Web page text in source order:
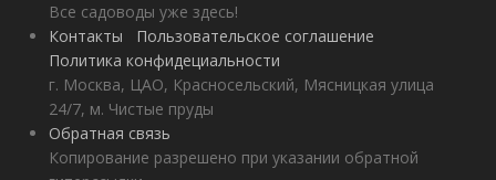
Все садоводы уже здесь!
Контакты
Пользовательское соглашение
Политика конфидециальности
г. Москва, ЦАО, Красносельский, Мясницкая улица
24/7, м. Чистые пруды
Обратная связь
Копирование разрешено при указании обратной